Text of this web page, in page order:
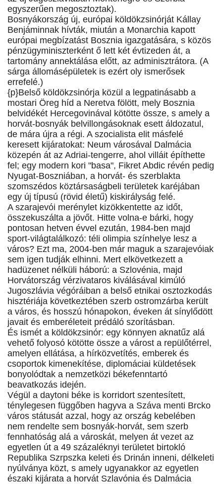
egyszerűen megosztoztak).
Bosnyákország új, európai köldökzsinórját Kállay
Benjáminnak hívták, miután a Monarchia kapott
európai megbízatást Bosznia igazgatására, s közös
pénzügyminiszterként ő lett két évtizeden át, a
tartomány annektálása előtt, az adminisztrátora. (A
sárga állomásépületek is ezért oly ismerősek
errefelé.)
{p}Belső köldökzsinórja közül a legpatinásabb a
mostari Öreg híd a Neretva fölött, mely Bosznia
belvidékét Hercegovinával kötötte össze, s amely a
horvát-bosnyák belvillongásoknak esett áldozatul,
de mára újra a régi. A szocialista elit másfelé
keresett kijáratokat: Neum városával Dalmácia
közepén át az Adriai-tengerre, ahol villáit építhette
fel; egy modern kori "basa", Fikret Abdic révén pedig
Nyugat-Boszniában, a horvát- és szerblakta
szomszédos köztársaságbeli területek karéjában
egy új típusú (rövid életű) kiskirályság felé.
A szarajevói merénylet kizökkentette az időt,
összekuszálta a jövőt. Hitte volna-e bárki, hogy
pontosan hetven évvel ezután, 1984-ben majd
sport-világtalálkozó: téli olimpia színhelye lesz a
város? Ezt ma, 2004-ben már maguk a szarajevóiak
sem igen tudják elhinni. Mert elkövetkezett a
hadüzenet nélküli háború: a Szlovénia, majd
Horvátország vérzivataros kiválásával kimúló
Jugoszlávia végóráiban a belső etnikai osztozkodás
hisztériája következtében szerb ostromzárba került
a város, és hosszú hónapokon, éveken át sínylődött
javait és emberéleteit prédáló szorításban.
És ismét a köldökzsinór: egy könnyen aknatűz alá
vehető folyosó kötötte össze a várost a repülőtérrel,
amelyen ellátása, a hírközvetítés, emberek és
csoportok kimenekítése, diplomáciai küldetések
bonyolódtak a nemzetközi békefenntartó
beavatkozás idején.
Végül a daytoni béke is korridort szentesített,
ténylegesen függőben hagyva a Száva menti Brcko
város státusát azzal, hogy az ország kebelében
nem rendelte sem bosnyák-horvát, sem szerb
fennhatóság alá a városkát, melyen át vezet az
egyetlen út a 49 százaléknyi területet birtokló
Republika Szrpszka keleti és Drinán inneni, délkeleti
nyúlványa közt, s amely ugyanakkor az egyetlen
északi kijárata a horvát Szlavónia és Dalmácia